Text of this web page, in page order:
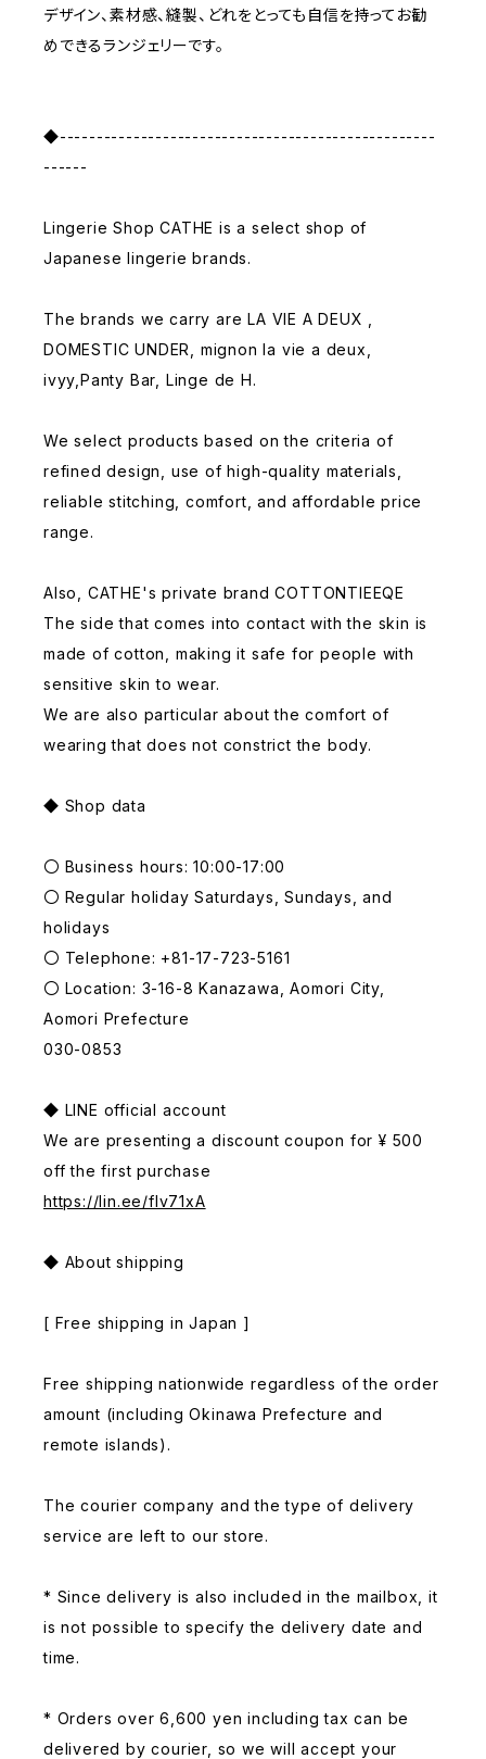
デザイン、素材感、縫製、どれをとっても自信を持ってお勧
めできるランジェリーです。
◆---------------------------------------------------
------
Lingerie Shop CATHE is a select shop of
Japanese lingerie brands.
The brands we carry are LA VIE A DEUX ,
DOMESTIC UNDER, mignon la vie a deux,
ivyy,Panty Bar, Linge de H.
We select products based on the criteria of
refined design, use of high-quality materials,
reliable stitching, comfort, and affordable price
range.
Also, CATHE's private brand COTTONTIEEQE
The side that comes into contact with the skin is
made of cotton, making it safe for people with
sensitive skin to wear.
We are also particular about the comfort of
wearing that does not constrict the body.
◆ Shop data
〇 Business hours: 10:00-17:00
〇 Regular holiday Saturdays, Sundays, and
holidays
〇 Telephone: +81-17-723-5161
〇 Location: 3-16-8 Kanazawa, Aomori City,
Aomori Prefecture
030-0853
◆ LINE official account
We are presenting a discount coupon for ¥ 500
off the first purchase
https://lin.ee/fIv71xA
◆ About shipping
[ Free shipping in Japan ]
Free shipping nationwide regardless of the order
amount (including Okinawa Prefecture and
remote islands).
The courier company and the type of delivery
service are left to our store.
* Since delivery is also included in the mailbox, it
is not possible to specify the delivery date and
time.
* Orders over 6,600 yen including tax can be
delivered by courier, so we will accept your